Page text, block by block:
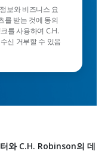
보와 비즈니스 요
를 받는 것에 동의
를 사용하여 C.H.
신 거부할 수 있음
와 C.H. Robinson의 데